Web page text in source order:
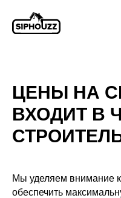
ЦЕНЫ НА
ВХОДИТ В
Мы уделяем внимание
обеспечить